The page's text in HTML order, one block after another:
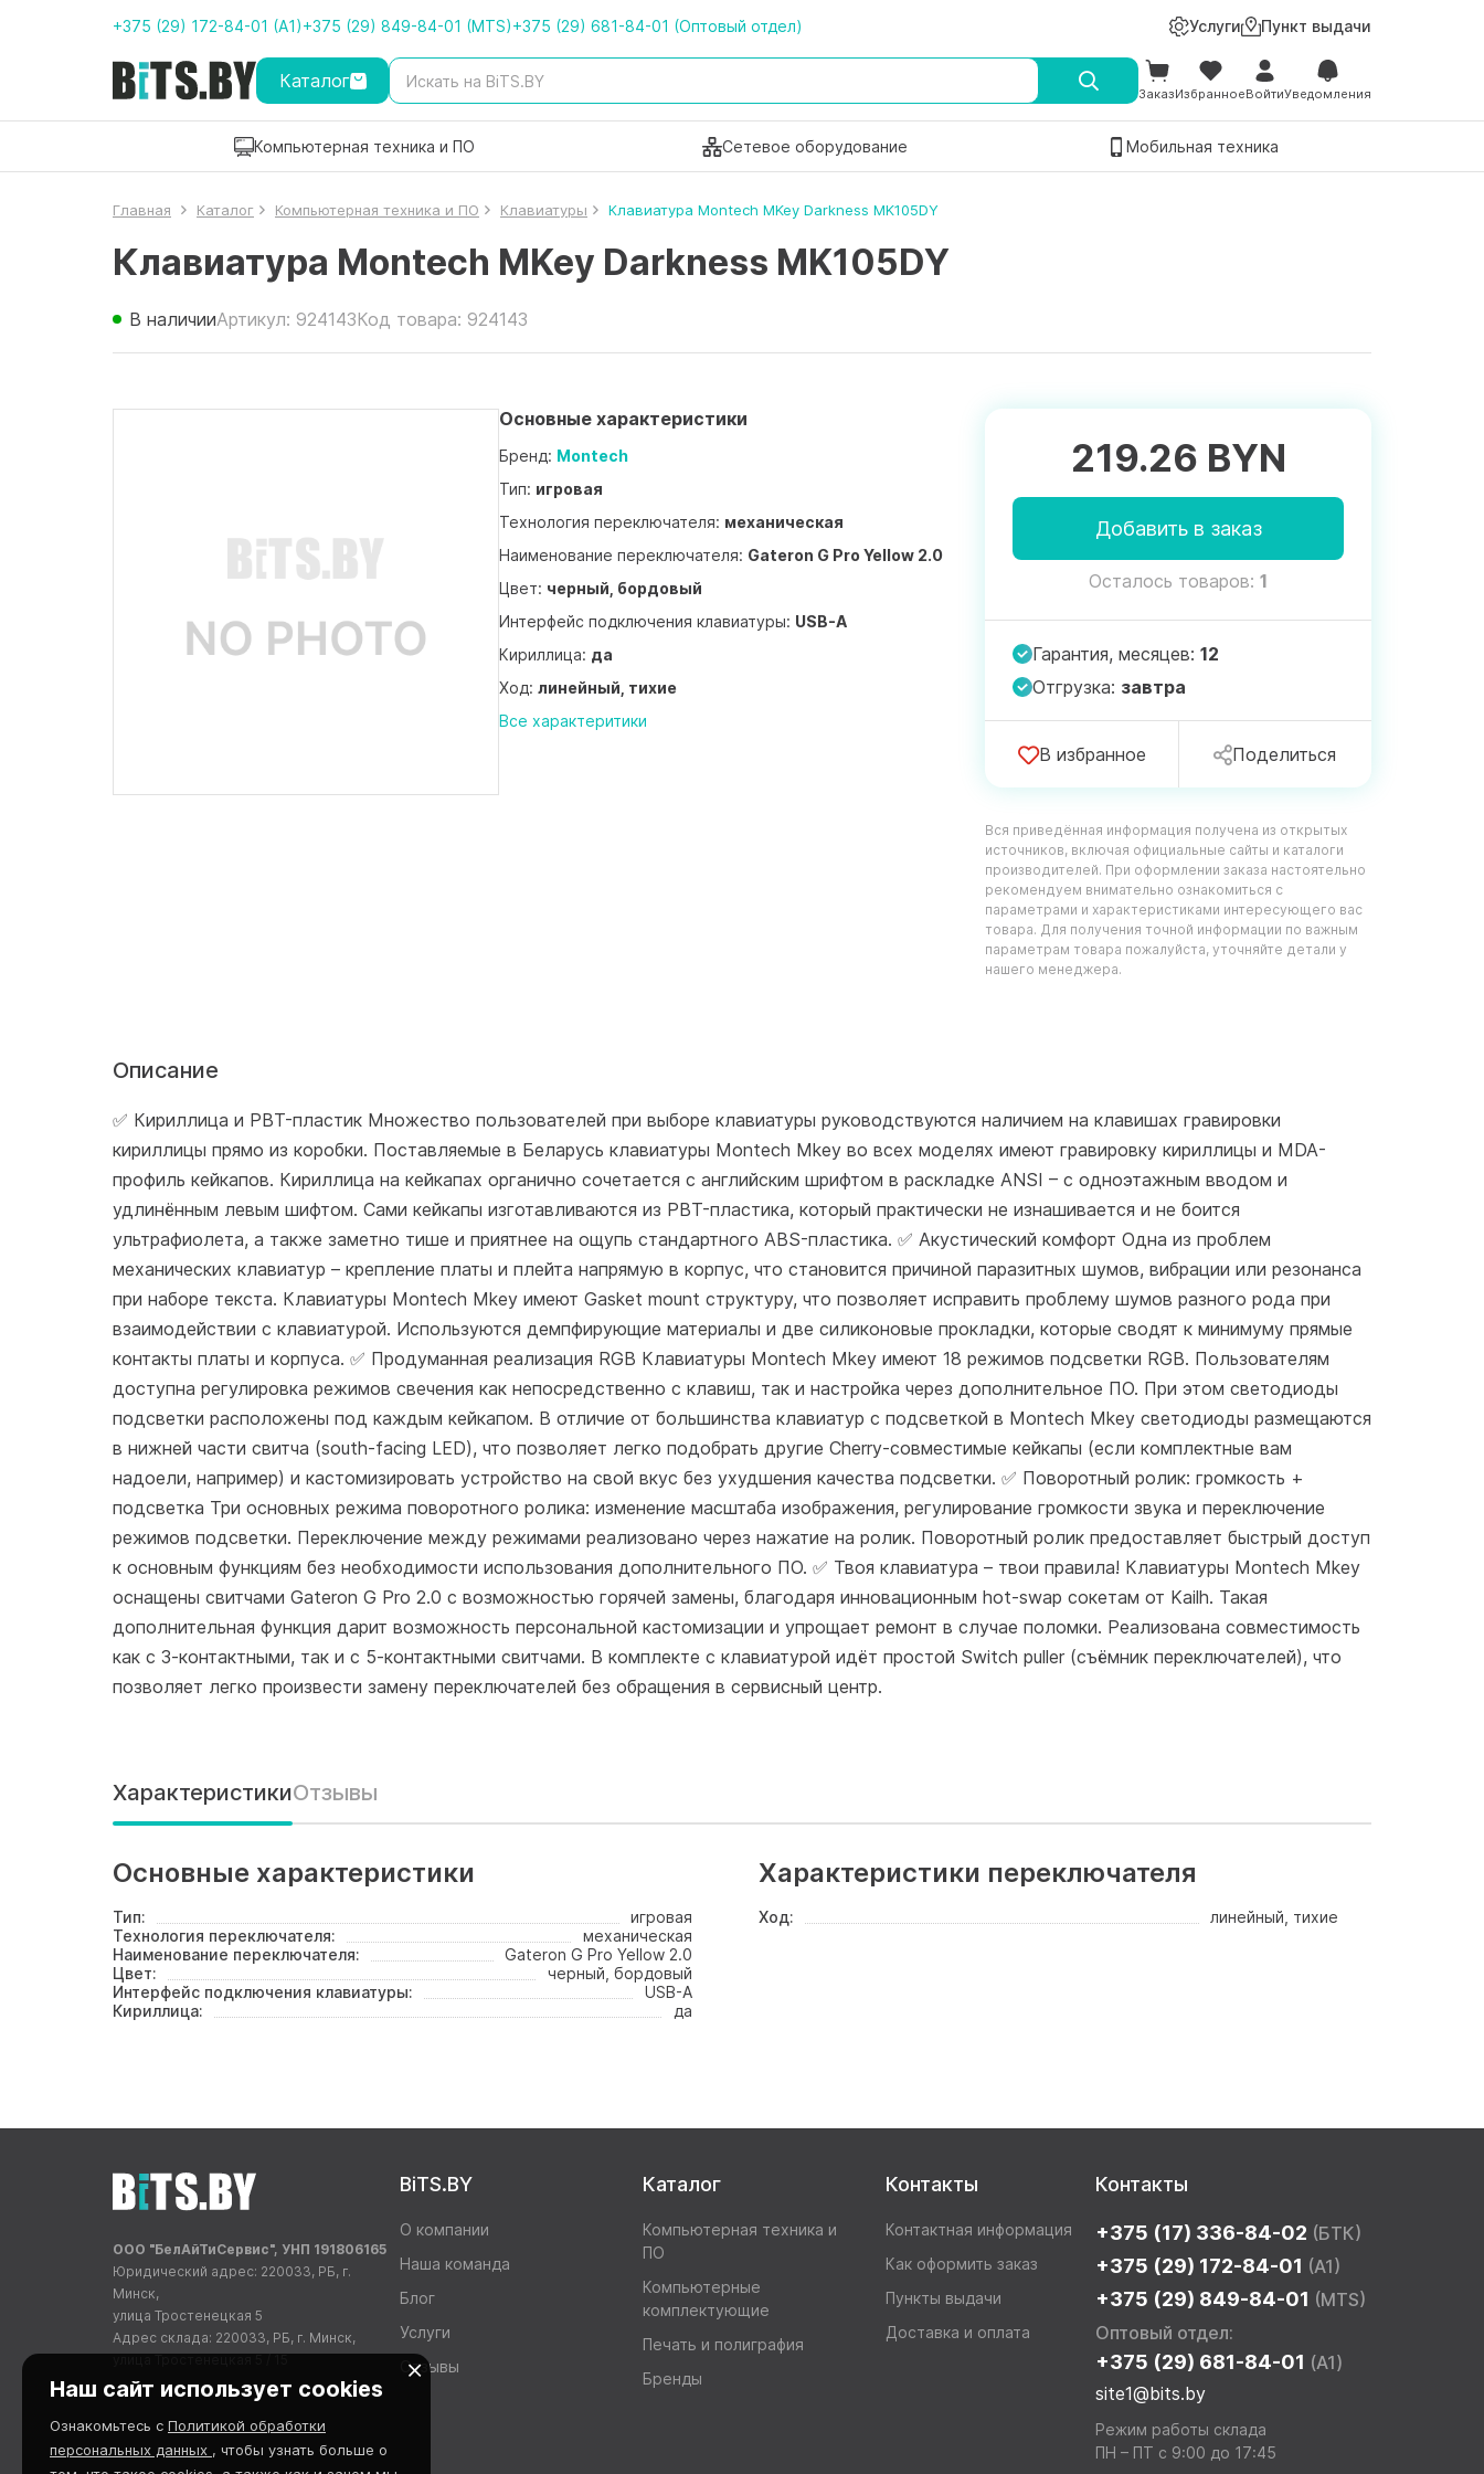
+375 (29) 172-84-01 (A1)+375 (29) 849-84-01 (MTS)+375 (29) 681-84-01 (Оптовый отдел) Услуги Пункт выдачи
Каталог
ЗаказИзбранноеВойтиУведомления
Компьютерная техника и ПО Сетевое оборудование Мобильная техника
Главная Каталог Компьютерная техника и ПО Клавиатуры Клавиатура Montech MKey Darkness MK105DY
Клавиатура Montech MKey Darkness MK105DY
В наличииАртикул: 924143Код товара: 924143
Основные характеристики
Бренд: Montech
Тип: игровая
Технология переключателя: механическая
Наименование переключателя: Gateron G Pro Yellow 2.0
Цвет: черный, бордовый
Интерфейс подключения клавиатуры: USB-A
Кириллица: да
Ход: линейный, тихие
Все характеритики
219.26 BYN
Добавить в заказ
Осталось товаров: 1
Гарантия, месяцев: 12
Отгрузка: завтра
В избранное Поделиться
Вся приведённая информация получена из открытых
источников, включая официальные сайты и каталоги
производителей. При оформлении заказа настоятельно
рекомендуем внимательно ознакомиться с
параметрами и характеристиками интересующего вас
товара. Для получения точной информации по важным
параметрам товара пожалуйста, уточняйте детали у
нашего менеджера.
Описание
✅ Кириллица и PBT-пластик Множество пользователей при выборе клавиатуры руководствуются наличием на клавишах гравировки
кириллицы прямо из коробки. Поставляемые в Беларусь клавиатуры Montech Mkey во всех моделях имеют гравировку кириллицы и MDA-
профиль кейкапов. Кириллица на кейкапах органично сочетается с английским шрифтом в раскладке ANSI – с одноэтажным вводом и
удлинённым левым шифтом. Сами кейкапы изготавливаются из PBT-пластика, который практически не изнашивается и не боится
ультрафиолета, а также заметно тише и приятнее на ощупь стандартного ABS-пластика. ✅ Акустический комфорт Одна из проблем
механических клавиатур – крепление платы и плейта напрямую в корпус, что становится причиной паразитных шумов, вибрации или резонанса
при наборе текста. Клавиатуры Montech Mkey имеют Gasket mount структуру, что позволяет исправить проблему шумов разного рода при
взаимодействии с клавиатурой. Используются демпфирующие материалы и две силиконовые прокладки, которые сводят к минимуму прямые
контакты платы и корпуса. ✅ Продуманная реализация RGB Клавиатуры Montech Mkey имеют 18 режимов подсветки RGB. Пользователям
доступна регулировка режимов свечения как непосредственно с клавиш, так и настройка через дополнительное ПО. При этом светодиоды
подсветки расположены под каждым кейкапом. В отличие от большинства клавиатур с подсветкой в Montech Mkey светодиоды размещаются
в нижней части свитча (south-facing LED), что позволяет легко подобрать другие Cherry-совместимые кейкапы (если комплектные вам
надоели, например) и кастомизировать устройство на свой вкус без ухудшения качества подсветки. ✅ Поворотный ролик: громкость +
подсветка Три основных режима поворотного ролика: изменение масштаба изображения, регулирование громкости звука и переключение
режимов подсветки. Переключение между режимами реализовано через нажатие на ролик. Поворотный ролик предоставляет быстрый доступ
к основным функциям без необходимости использования дополнительного ПО. ✅ Твоя клавиатура – твои правила! Клавиатуры Montech Mkey
оснащены свитчами Gateron G Pro 2.0 с возможностью горячей замены, благодаря инновационным hot-swap сокетам от Kailh. Такая
дополнительная функция дарит возможность персональной кастомизации и упрощает ремонт в случае поломки. Реализована совместимость
как с 3-контактными, так и с 5-контактными свитчами. В комплекте с клавиатурой идёт простой Switch puller (съёмник переключателей), что
позволяет легко произвести замену переключателей без обращения в сервисный центр.
ХарактеристикиОтзывы
Основные характеристики
Тип:
игровая
Технология переключателя:
механическая
Наименование переключателя:
Gateron G Pro Yellow 2.0
Цвет:
черный, бордовый
Интерфейс подключения клавиатуры:
USB-A
Кириллица:
да
Характеристики переключателя
Ход: линейный, тихие
Контакты
+375 (17) 336-84-02 (БТК)
+375 (29) 172-84-01 (A1)
+375 (29) 849-84-01 (MTS)
Оптовый отдел:
+375 (29) 681-84-01 (A1)
site1@bits.by
Режим работы склада
ПН – ПТ с 9:00 до 17:45
BiTS.BY
О компании
Наша команда
Блог
Услуги
Отзывы
Каталог
Компьютерная техника и
ПО
Компьютерные
комплектующие
Печать и полиграфия
Бренды
Контакты
Контактная информация
Как оформить заказ
Пункты выдачи
Доставка и оплата
ООО "БелАйТиСервис", УНП 191806165
Юридический адрес: 220033, РБ, г.
Минск,
улица Тростенецкая 5
Адрес склада: 220033, РБ, г. Минск,
Наш сайт использует cookies
Ознакомьтесь с Политикой обработки
персональных данных , чтобы узнать больше о